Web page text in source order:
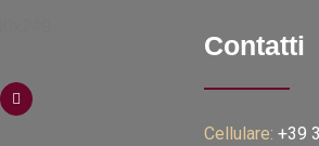
Contatti
Cellulare: +39